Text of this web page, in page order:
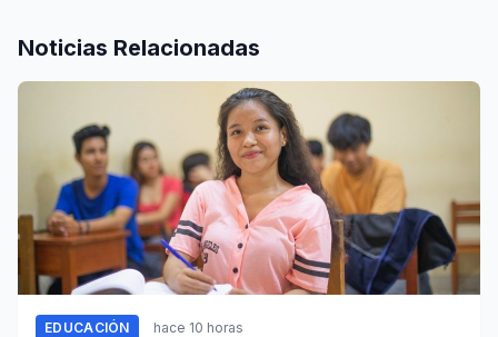
Noticias Relacionadas
EDUCACIÓN hace 10 horas